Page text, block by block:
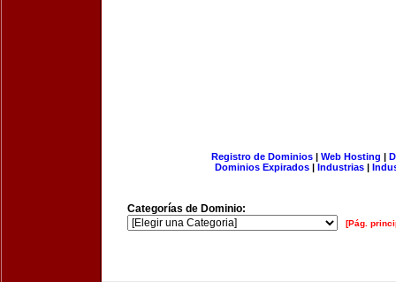
Registro de Dominios| Web Hosting |
Dominios Expirados | Industrias |
Categorías de Dominio:
[Pág.